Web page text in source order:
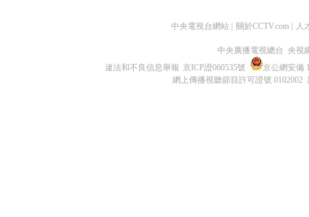
中央電視台網站 關於CCTV.com 人
中央廣播電視總台 央視
違法和不良信息舉報 京ICP證060535號
京公網安備
網上傳播視聽節目許可證號 0102002